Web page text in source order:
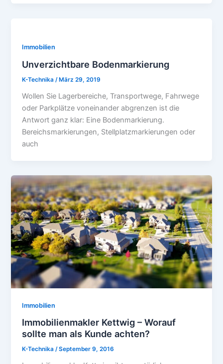
Immobilien
Unverzichtbare Bodenmarkierung
K-Technika/ März 29, 2019
Wollen Sie Lagerbereiche, Transportwege, Fahrwege
oder Parkplätze voneinander abgrenzen ist die
Antwort ganz klar: Eine Bodenmarkierung.
Bereichsmarkierungen, Stellplatzmarkierungen oder
auch
Immobilien
Immobilienmakler Kettwig – Worauf
sollte man als Kunde achten?
K-Technika/September 9, 2016